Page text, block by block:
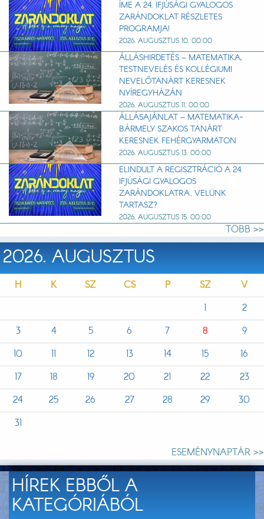
ÍME A 24. IFJÚSÁGI GYALOGOS
ZARÁNDOKLAT RÉSZLETES
PROGRAMJA!
2026. AUGUSZTUS 10. 00:00
ÁLLÁSHIRDETÉS – MATEMATIKA,
TESTNEVELÉS ÉS KOLLÉGIUMI
NEVELŐTANÁRT KERESNEK
NYÍREGYHÁZÁN
2026. AUGUSZTUS 11. 00:00
ÁLLÁSAJÁNLAT – MATEMATIKA-
BÁRMELY SZAKOS TANÁRT
KERESNEK FEHÉRGYARMATON
2026. AUGUSZTUS 13. 00:00
ELINDULT A REGISZTRÁCIÓ A 24.
IFJÚSÁGI GYALOGOS
ZARÁNDOKLATRA. VELÜNK
TARTASZ?
2026. AUGUSZTUS 15. 00:00
TÖBB >>
2026. AUGUSZTUS
H K SZ CS P SZ
V
1
2
3
4 5 6 7 8
9
10
11 12 13 14 15
16
17
18 19 20 21 22
23
24
25 26 27 28 29
30
31
ESEMÉNYNAPTÁR >>
HÍREK EBBŐL A
KATEGÓRIÁBÓL